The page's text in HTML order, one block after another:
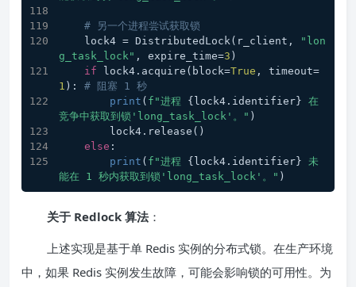
# 另一个进程尝试获取锁
    lock4 = DistributedLock(r_client,
"lon
g_task_lock" , expire_time=3 )
if lock4.acquire(block=True , timeout=
1 ): # 阻塞 1 秒
print ( f"进程 {lock4.identifier} 在
竞争中获取到锁'long_task_lock'。" )
        lock4.release()
else :
print ( f"进程 {lock4.identifier} 未
能在 1 秒内获取到锁'long_task_lock'。" )
关于 Redlock 算法：
上述实现是基于单 Redis 实例的分布式锁。在生产环境
中，如果 Redis 实例发生故障，可能会影响锁的可用性。为